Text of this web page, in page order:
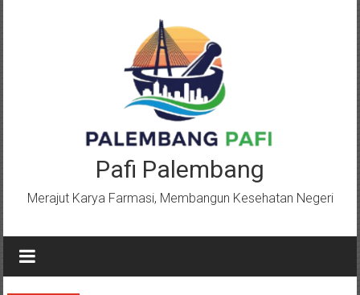
Pafi Palembang
Merajut Karya Farmasi, Membangun Kesehatan Negeri